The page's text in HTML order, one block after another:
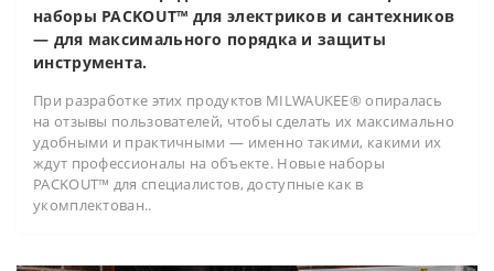
наборы PACKOUT™ для электриков и сантехников
— для максимального порядка и защиты
инструмента.
При разработке этих продуктов MILWAUKEE® опиралась
на отзывы пользователей, чтобы сделать их максимально
удобными и практичными — именно такими, какими их
ждут профессионалы на объекте. Новые наборы
PACKOUT™ для специалистов, доступные как в
укомплектован..